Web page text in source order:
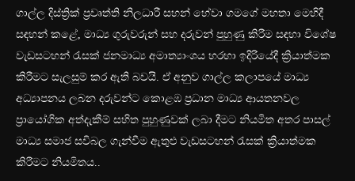
ගාල්ල දිස්ත්‍රික් ප්‍රවෘත්ති නිලධාරී සහන් හේවා ගමගේ මහතා මෙහිදී
සඳහන් කළේ, මාධ්‍ය ගුරුවරුන් සහ දරුවන් පුහුණු කිරීම සඳහා විශේෂ
වැඩසටහන් රැසක් ජනමාධ්‍ය අමාත්‍යාංශය හරහා ඉදිරියේදී ක්‍රියාත්මක
කිරීමට සැලසුම් කර ඇති බවයි. ඒ අනුව ගාල්ල කලාපයේ මාධ්‍ය
අධ්‍යාපනය ලබන දරුවන්ට කොළඹ ප්‍රධාන මාධ්‍ය ආයතනවල
ප්‍රායෝගික අත්දැකීම් සහිත පුහුණුවක් ලබා දීමට නියමිත අතර පාසල්
මාධ්‍ය සමාජ සවිබල ගැන්වීම ඇතුළු වැඩසටහන් රැසක් ක්‍රියාත්මක
කිරීමට නියමිතය..